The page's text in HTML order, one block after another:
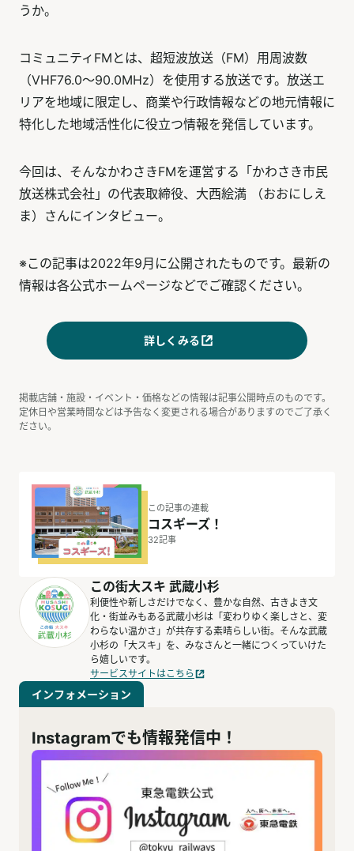
うか。
コミュニティFMとは、超短波放送（FM）用周波数
（VHF76.0～90.0MHz）を使用する放送です。放送エ
リアを地域に限定し、商業や行政情報などの地元情報に
特化した地域活性化に役立つ情報を発信しています。
今回は、そんなかわさきFMを運営する「かわさき市民
放送株式会社」の代表取締役、大西絵満 （おおにしえ
ま）さんにインタビュー。
※この記事は2022年9月に公開されたものです。最新の
情報は各公式ホームページなどでご確認ください。
詳しくみる
掲載店舗・施設・イベント・価格などの情報は記事公開時点のものです。
定休日や営業時間などは予告なく変更される場合がありますのでご了承く
ださい。
この記事の連載
コスギーズ！
32記事
この街大スキ 武蔵小杉
利便性や新しさだけでなく、豊かな自然、古きよき文
化・街並みもある武蔵小杉は「変わりゆく楽しさと、変
わらない温かさ」が共存する素晴らしい街。そんな武蔵
小杉の「大スキ」を、みなさんと一緒につくっていけた
ら嬉しいです。
サービスサイトはこちら
インフォメーション
Instagramでも情報発信中！